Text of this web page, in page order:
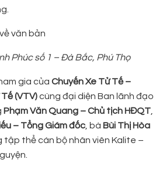
Phúc số 1 – Đà Bắc, Phú Thọ
gia của Chuyến Xe Tử Tế –
(VTV)cùng đại diện Ban lãnh đạo
Phạm Văn Quang – Chủ tịch HĐQT
– Tổng Giám đốc , bà Bùi Thị Hòa
tập thể cán bộ nhân viên Kalite –